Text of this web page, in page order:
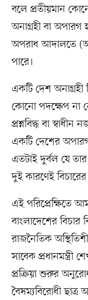
বলে প্রতীয়মান
অনাগ্রহী বা অপারগ
অপরাধ আদালতে
পারে।
একটি দেশ অনাগ্রহী
কোনো পদক্ষেপ না
প্রশ্নবিদ্ধ বা
একটি দেশের
এতটাই দুর্বল যে
দুই কারণেই
এই পরিপ্রেক্ষিতে
বাংলাদেশের বিচার
রাজনৈতিক
সাবেক প্রধানমন্ত্রী
প্রক্রিয়া শুরুর
বৈষম্যবিরোধী ছাত্র